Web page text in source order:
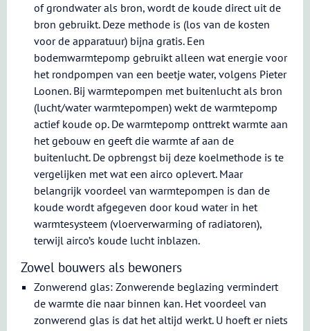
of grondwater als bron, wordt de koude direct uit de
bron gebruikt. Deze methode is (los van de kosten
voor de apparatuur) bijna gratis. Een
bodemwarmtepomp gebruikt alleen wat energie voor
het rondpompen van een beetje water, volgens Pieter
Loonen. Bij warmtepompen met buitenlucht als bron
(lucht/water warmtepompen) wekt de warmtepomp
actief koude op. De warmtepomp onttrekt warmte aan
het gebouw en geeft die warmte af aan de
buitenlucht. De opbrengst bij deze koelmethode is te
vergelijken met wat een airco oplevert. Maar
belangrijk voordeel van warmtepompen is dan de
koude wordt afgegeven door koud water in het
warmtesysteem (vloerverwarming of radiatoren),
terwijl airco’s koude lucht inblazen.
Zowel bouwers als bewoners
Zonwerend glas: Zonwerende beglazing vermindert
de warmte die naar binnen kan. Het voordeel van
zonwerend glas is dat het altijd werkt. U hoeft er niets